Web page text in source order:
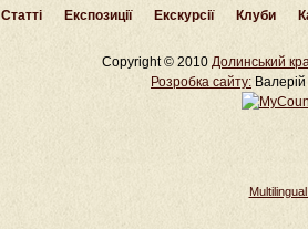
Статті Експозиції Екскурсії Клуби
Copyright © 2010 Долинський
Розробка cайту: